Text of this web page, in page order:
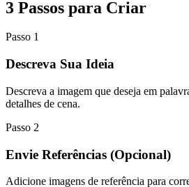
3 Passos para Criar
Passo 1
Descreva Sua Ideia
Descreva a imagem que deseja em
detalhes de cena.
Passo 2
Envie Referências (Opcional)
Adicione imagens de referência para